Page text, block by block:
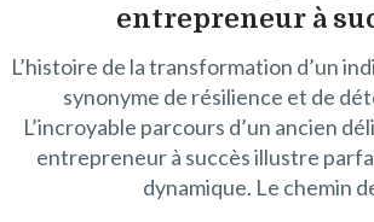
entrepreneur à
L’histoire de la transformation d’un
synonyme de résilience et de
L’incroyable parcours d’un ancien
entrepreneur à succès illustre
dynamique. Le chemin